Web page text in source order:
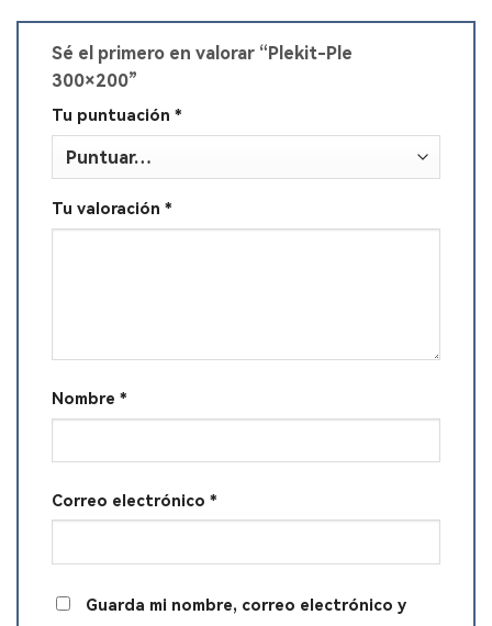
Sé el primero en valorar “Plekit-Ple
300×200”
Tu puntuación *
Tu valoración *
Nombre *
Correo electrónico *
Guarda mi nombre, correo electrónico y